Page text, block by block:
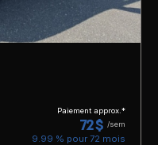
Paiement approx.*
72 $ /sem
9.99 % pour 72 mois